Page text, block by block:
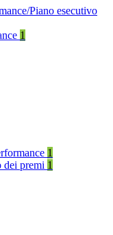
Piano esecutivo
1
1
dei premi 1